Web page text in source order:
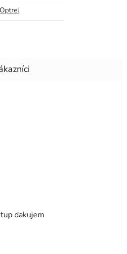
Optrel
z 5 hviezdičiek.
z 5 hviezdičiek.
z 5 hviezdičiek.
ďakujem
z 5 hviezdičiek.